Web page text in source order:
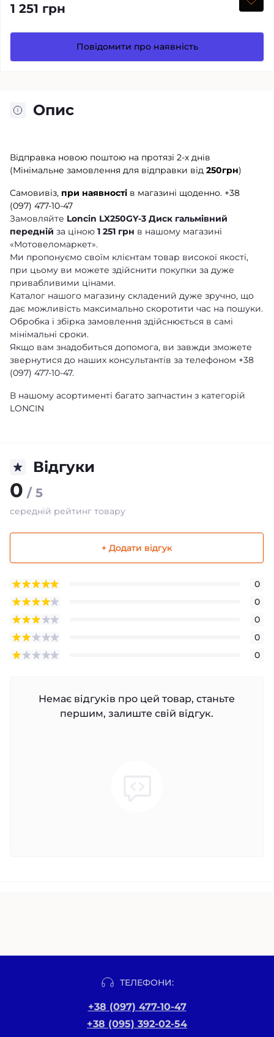
1 251 грн
Повідомити про наявність
Опис
Відправка новою поштою на протязі 2-х днів
(Мінімальне замовлення для відправки від 250грн)
Самовивіз, при наявності в магазині щоденно. +38
(097) 477-10-47
Замовляйте Loncin LX250GY-3 Диск гальмівний
передній за ціною 1 251 грн в нашому магазині
«Мотовеломаркет».
Ми пропонуємо своїм клієнтам товар високої якості,
при цьому ви можете здійснити покупки за дуже
привабливими цінами.
Каталог нашого магазину складений дуже зручно, що
дає можливість максимально скоротити час на пошуки.
Обробка і збірка замовлення здійснюється в самі
мінімальні сроки.
Якщо вам знадобиться допомога, ви завжди зможете
звернутися до наших консультантів за телефоном +38
(097) 477-10-47.
В нашому асортименті багато запчастин з категорій
LONCIN
Відгуки
0 / 5
середній рейтинг товару
+ Додати відгук
0
0
0
0
0
Немає відгуків про цей товар, станьте
першим, залиште свій відгук.
ТЕЛЕФОНИ:
+38 (097) 477-10-47
+38 (095) 392-02-54